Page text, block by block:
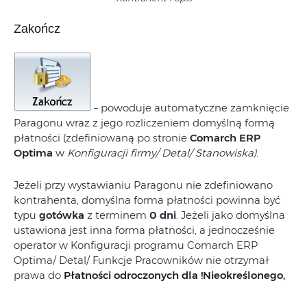
Zakończ
– powoduje automatyczne zamknięcie
Paragonu wraz z jego rozliczeniem domyślną formą
płatności (zdefiniowaną po stronie Comarch ERP
Optima w Konfiguracji firmy/ Detal/ Stanowiska).
Jeżeli przy wystawianiu Paragonu nie zdefiniowano
kontrahenta, domyślna forma płatności powinna być
typu gotówka z terminem 0 dni. Jeżeli jako domyślna
ustawiona jest inna forma płatności, a jednocześnie
operator w Konfiguracji programu Comarch ERP
Optima/ Detal/ Funkcje Pracowników nie otrzymał
prawa do Płatności odroczonych dla !Nieokreślonego,